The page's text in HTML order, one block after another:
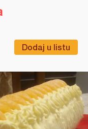
Dodaj u listu